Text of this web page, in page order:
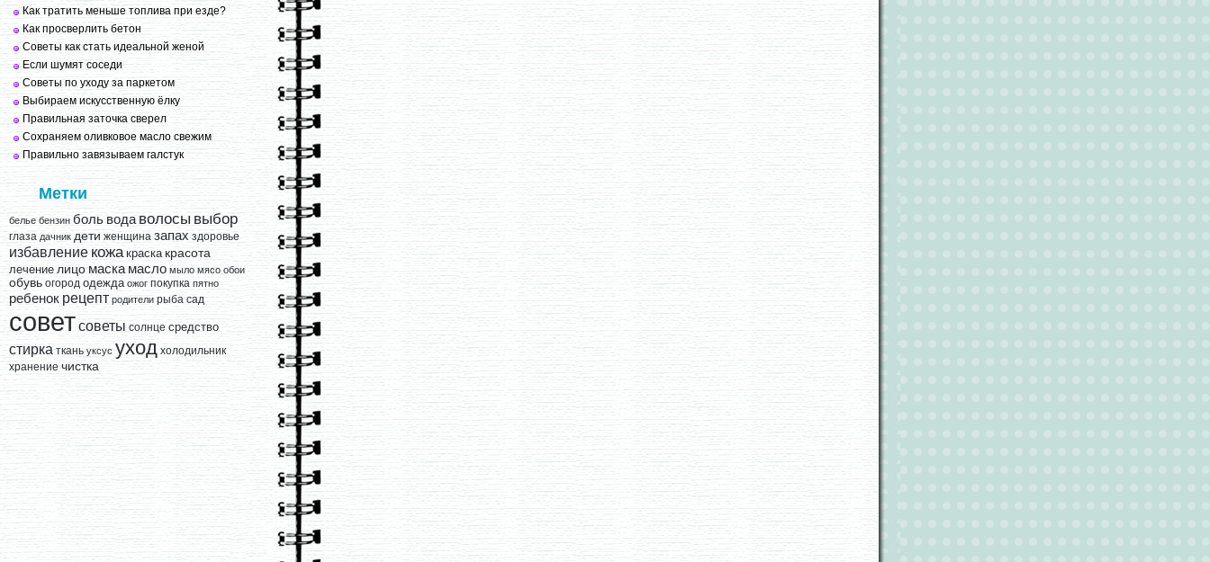
Как тратить меньше топлива при езде?
Как просверлить бетон
Советы как стать идеальной женой
Если шумят соседи
Советы по уходу за паркетом
Выбираем искусственную ёлку
Правильная заточка сверел
Сохраняем оливковое масло свежим
Правильно завязываем галстук
Метки
белье бензин боль вода волосы выбор
глаза дачник дети женщина запах здоровье
избавление кожа краска красота
лечение лицо маска масло мыло мясо обои
обувь огород одежда ожог покупка пятно
ребенок рецепт родители рыба сад
советсоветы солнце средство
стирка ткань уксус уход холодильник
хранение чистка